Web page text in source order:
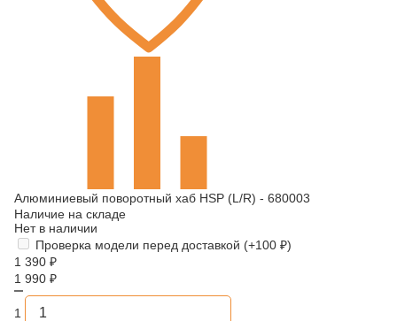
Алюминиевый поворотный хаб HSP (L/R) - 680003
Наличие на складе
Нет в наличии
Проверка модели перед доставкой (+100 ₽)
1 390 ₽
1 990 ₽
1